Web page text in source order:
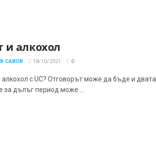
и алкохол
САВОВ 18/10/2021 0
с UC? Отговорът може да бъде и двата.
за дълъг период може ...